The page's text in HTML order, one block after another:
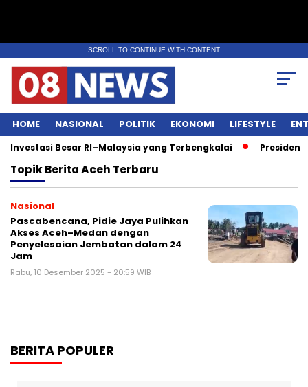
SCROLL TO CONTINUE WITH CONTENT
HOME NASIONAL POLITIK EKONOMI LIFESTYLE
Besar RI–Malaysia yang Terbengkalai Presiden
TopikBerita Aceh Terbaru
Nasional
Pascabencana, Pidie Jaya Pulihkan
Akses Aceh–Medan dengan
Penyelesaian Jembatan dalam 24
Jam
Rabu, 10 Desember 2025 - 20:59 WIB
BERITA POPULER